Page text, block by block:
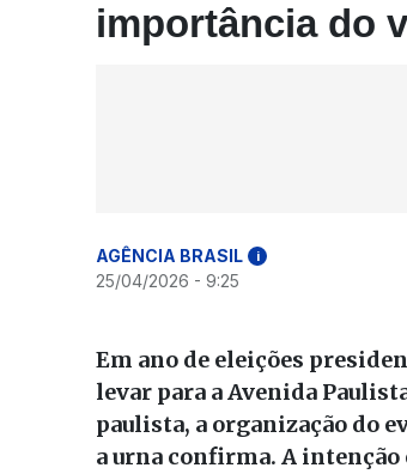
importância do
AGÊNCIA BRASIL i
25/04/2026 - 9:25
Em ano de eleições
levar para a Avenida
paulista, a organização do
a urna confirma. A intenção